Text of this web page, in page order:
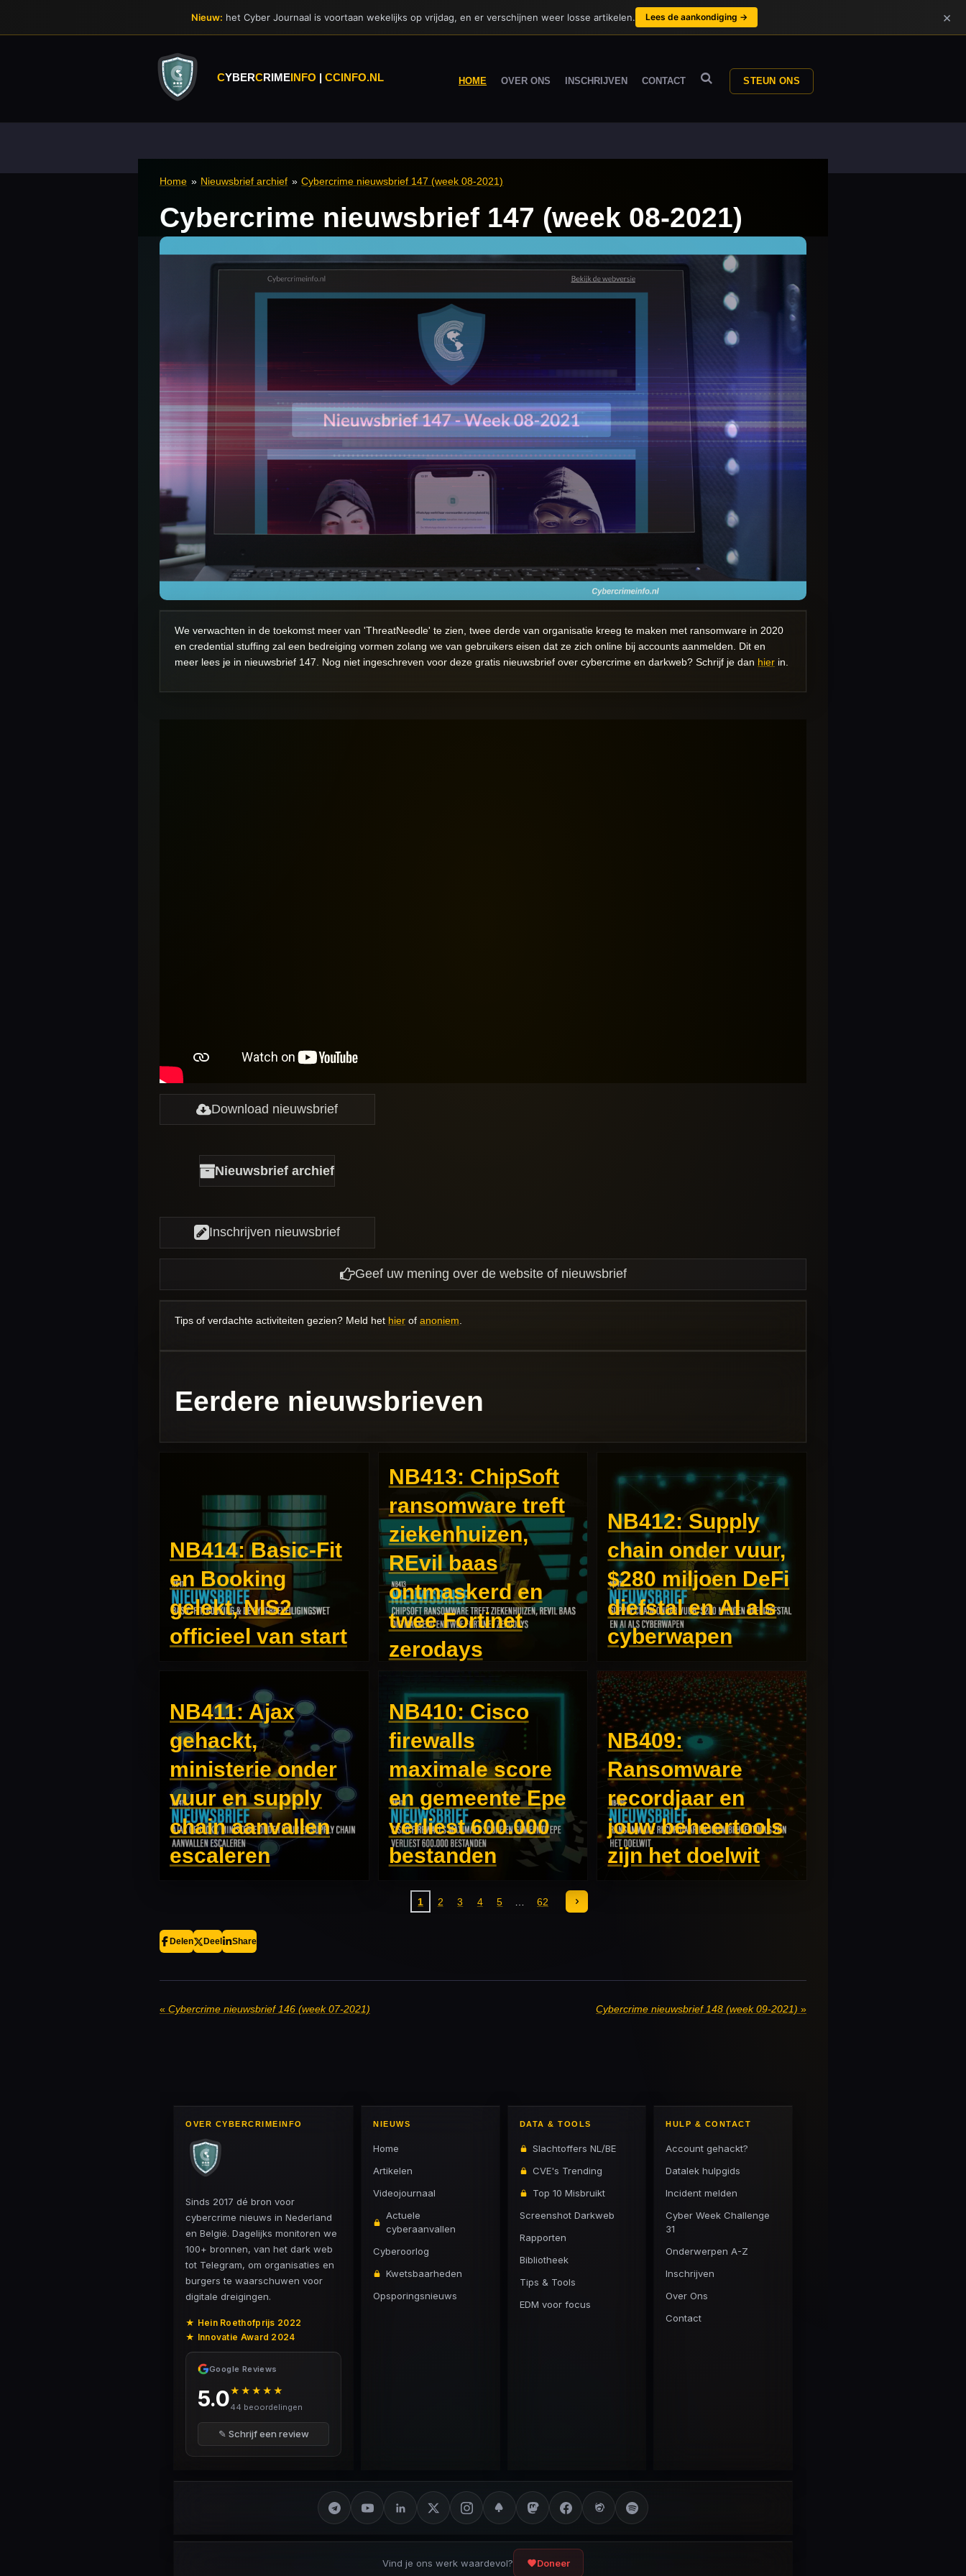
CYBERCRIMEINFO | CCINFO.NL HOME OVER ONS INSCHRIJVEN CONTACT STEUN ONS
Home » Nieuwsbrief archief » Cybercrime nieuwsbrief 147 (week 08-2021)
Cybercrime nieuwsbrief 147 (week 08-2021)
We verwachten in de toekomst meer van 'ThreatNeedle' te zien, twee derde van organisatie kreeg te maken met ransomware in 2020
en credential stuffing zal een bedreiging vormen zolang we van gebruikers eisen dat ze zich online bij accounts aanmelden. Dit en
meer lees je in nieuwsbrief 147. Nog niet ingeschreven voor deze gratis nieuwsbrief over cybercrime en darkweb? Schrijf je dan hier in.
Download nieuwsbrief
Nieuwsbrief archief
Inschrijven nieuwsbrief
Geef uw mening over de website of nieuwsbrief
Tips of verdachte activiteiten gezien? Meld het hier of anoniem
Eerdere nieuwsbrieven
NB414: Basic-Fit
en Booking
gelekt, NIS2
officieel van start
NB413: ChipSoft
ransomware treft
ziekenhuizen,
REvil baas
ontmaskerd en
twee Fortinet
zerodays
NB412: Supply
chain onder vuur,
$280 miljoen DeFi
diefstal en AI als
cyberwapen
NB411: Ajax
gehackt,
ministerie onder
vuur en supply
chain aanvallen
escaleren
NB410: Cisco
firewalls
maximale score
en gemeente Epe
verliest 600.000
bestanden
NB409:
Ransomware
recordjaar en
jouw beheertools
zijn het doelwit
1 2 3 4 5 62
Delen Deel Share
« Cybercrime nieuwsbrief 146 (week 07-2021) Cybercrime nieuwsbrief 148 (week 09-2021) »
OVER CYBERCRIMEINFO
Sinds 2017 dé bron voor
cybercrime nieuws in Nederland
en België. Dagelijks monitoren we
100+ bronnen, van het dark web
tot Telegram, om organisaties en
burgers te waarschuwen voor
digitale dreigingen.
★ Hein Roethofprijs 2022
★ Innovatie Award 2024
Google Reviews
5.0★★★★★
44 beoordelingen
✎ Schrijf een review
NIEUWS
Home
Artikelen
Videojournaal
Actuele
cyberaanvallen
Cyberoorlog
Kwetsbaarheden
Opsporingsnieuws
DATA & TOOLS
Slachtoffers NL/BE
CVE's Trending
Top 10 Misbruikt
Screenshot Darkweb
Rapporten
Bibliotheek
Tips & Tools
EDM voor focus
HULP & CONTACT
Account gehackt?
Datalek hulpgids
Incident melden
Cyber Week Challenge
31
Onderwerpen A-Z
Inschrijven
Over Ons
Contact
Vind je ons werk waardevol? Doneer
Nieuw: het Cyber Journaal is voortaan wekelijks op vrijdag, en er verschijnen weer losse artikelen. Lees de aankondiging → ×